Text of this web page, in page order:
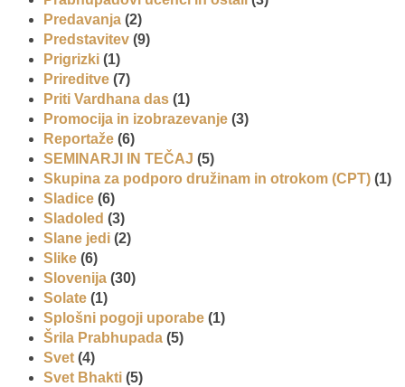
Predavanja (2)
Predstavitev (9)
Prigrizki (1)
Prireditve (7)
Priti Vardhana das (1)
Promocija in izobrazevanje (3)
Reportaže (6)
SEMINARJI IN TEČAJ (5)
Skupina za podporo družinam in otrokom (CPT) (1)
Sladice (6)
Sladoled (3)
Slane jedi (2)
Slike (6)
Slovenija (30)
Solate (1)
Splošni pogoji uporabe (1)
Šrila Prabhupada (5)
Svet (4)
Svet Bhakti (5)